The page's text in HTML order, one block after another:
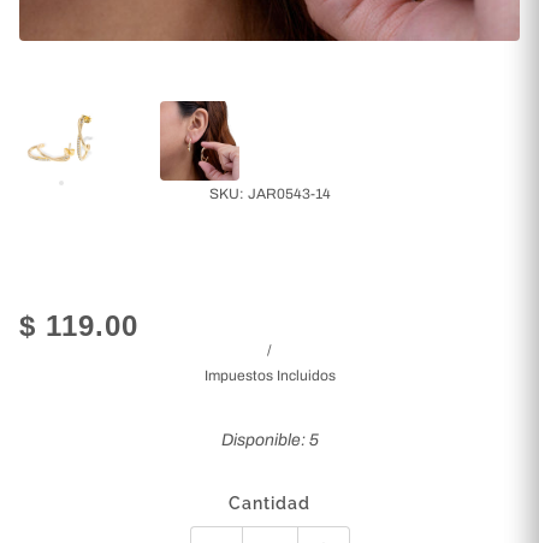
SKU: JAR0543-14
$ 119.00
/
Impuestos Incluidos
Disponible: 5
Cantidad